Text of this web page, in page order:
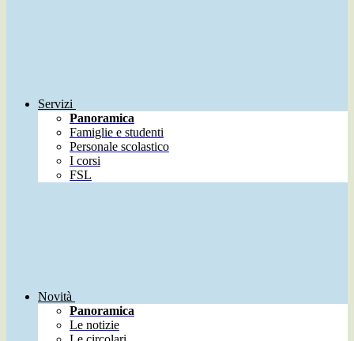
Servizi
Panoramica
Famiglie e studenti
Personale scolastico
I corsi
FSL
Novità
Panoramica
Le notizie